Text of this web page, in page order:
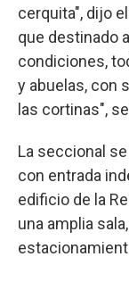
cerquita", dijo
que destinado
condiciones,
y abuelas, con
las cortinas",
La seccional
con entrada
edificio de la
una amplia